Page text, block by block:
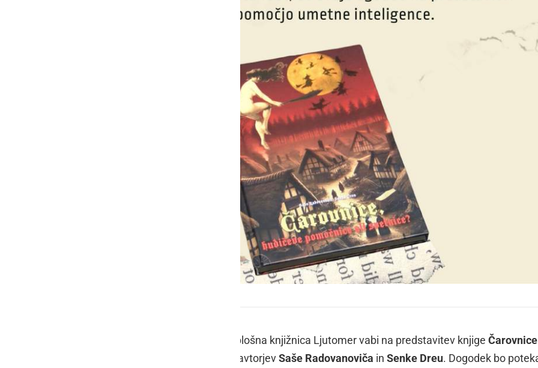
, vas Splošna knjižnica Ljutomer vabi na predstavitev knjige
, avtorjevSaše Radovanoviča in Senke Dreu. Dogodek bo